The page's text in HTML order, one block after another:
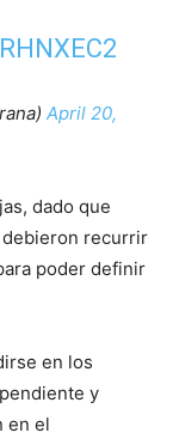
April 20,
dado que
recurrir
poder definir
en los
y
en el